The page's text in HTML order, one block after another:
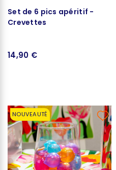
Set de 6 pics apéritif -
Crevettes
14,90 €
NOUVEAUTÉ